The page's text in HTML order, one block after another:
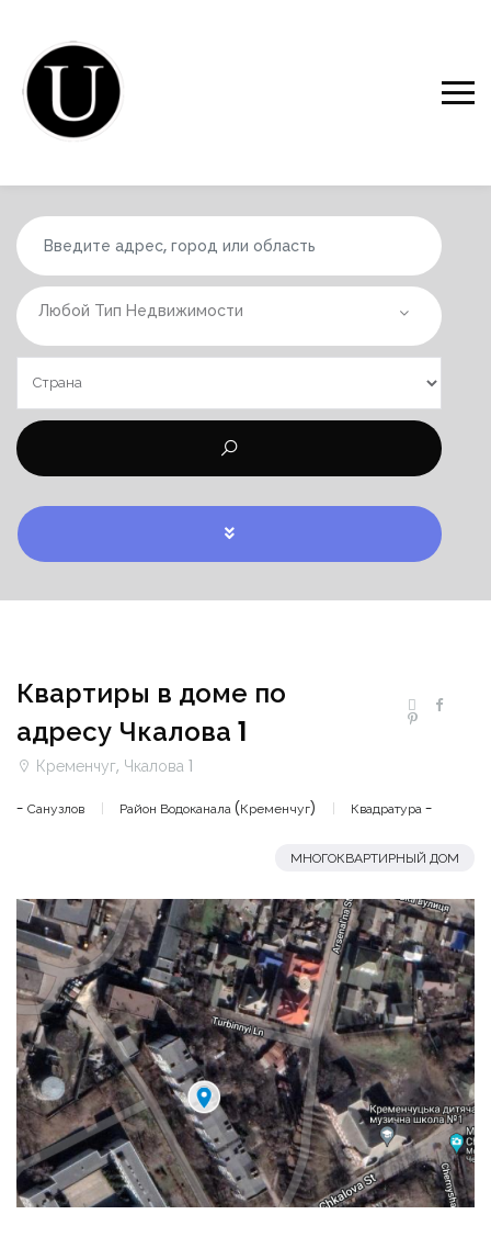
Любой Тип Недвижимости
Квартиры в доме по
адресу Чкалова 1
Кременчуг, Чкалова 1
- Санузлов Район Водоканала (Кременчуг) Квадратура -
МНОГОКВАРТИРНЫЙ ДОМ